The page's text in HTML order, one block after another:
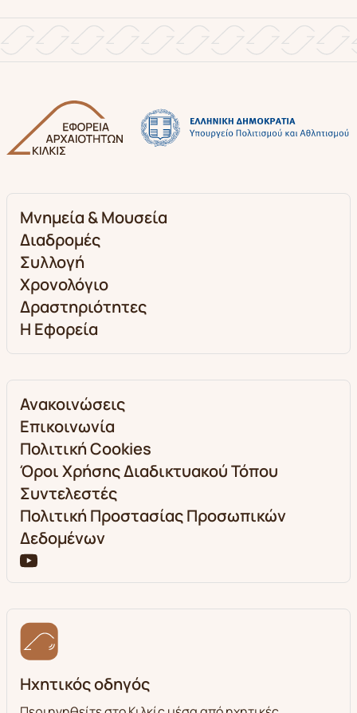
Μνημεία & Μουσεία
Διαδρομές
Συλλογή
Χρονολόγιο
Δραστηριότητες
Η Εφορεία
Ανακοινώσεις
Επικοινωνία
Πολιτική Cookies
Όροι Χρήσης Διαδικτυακού Τόπου
Συντελεστές
Πολιτική Προστασίας Προσωπικών
Δεδομένων
Ηχητικός οδηγός